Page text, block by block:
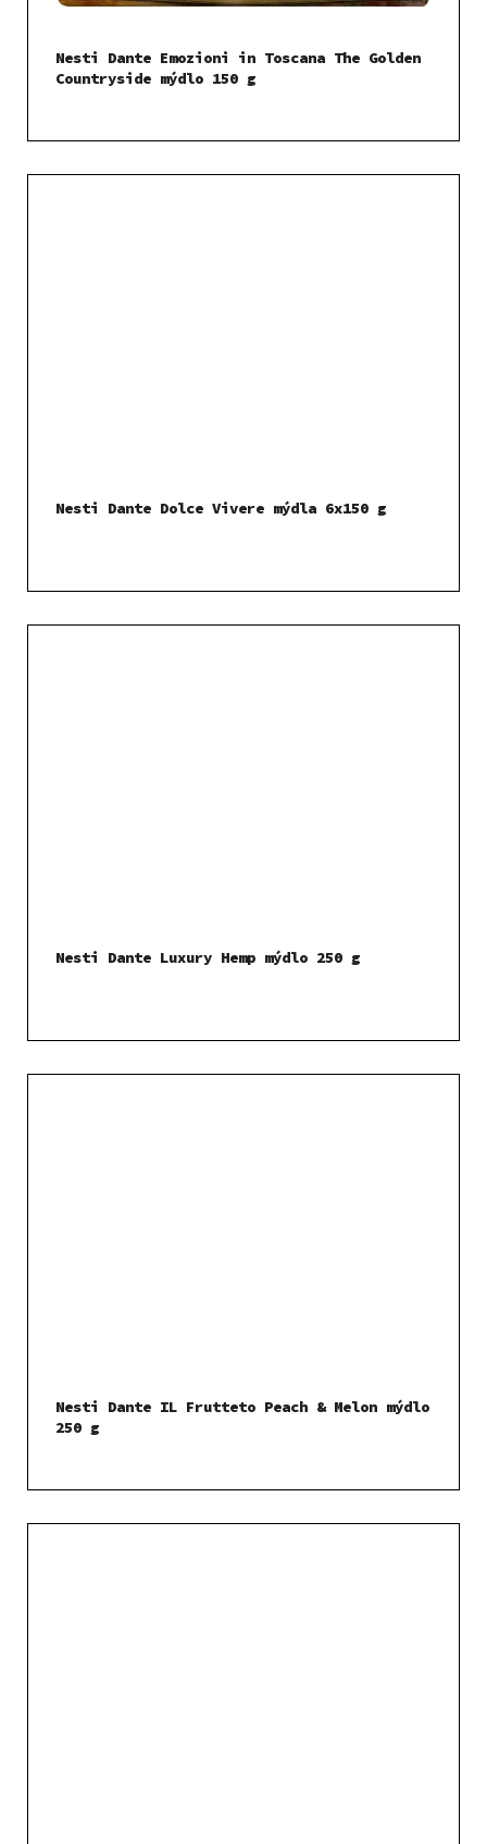
Nesti Dante Emozioni in Toscana The Golden
Countryside mýdlo 150 g
Nesti Dante Dolce Vivere mýdla 6x150 g
Nesti Dante Luxury Hemp mýdlo 250 g
Nesti Dante IL Frutteto Peach & Melon mýdlo
250 g